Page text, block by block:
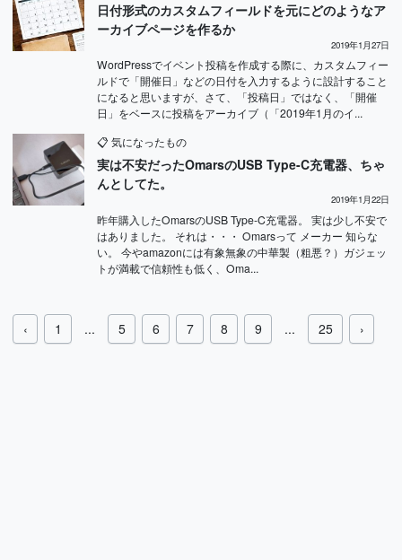
日付形式のカスタムフィールドを元にどのようなア
ーカイブページを作るか
2019年1月27日
WordPressでイベント投稿を作成する際に、カスタムフィー
ルドで「開催日」などの日付を入力するように設計すること
になると思いますが、さて、「投稿日」ではなく、「開催
日」をベースに投稿をアーカイブ（「2019年1月のイ...
📋 気になったもの
実は不安だったOmarsのUSB Type-C充電器、ちゃ
んとしてた。
2019年1月22日
昨年購入したOmarsのUSB Type-C充電器。 実は少し不安で
はありました。 それは・・・ Omarsって メーカー 知らな
い。 今やamazonには有象無象の中華製（粗悪？）ガジェッ
トが満載で信頼性も低く、Oma...
‹ 1 ... 5 6 7 8 9 ... 25 ›